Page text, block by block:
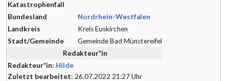
Katastrophenfall
Bundesland
Nordrhein-Westfalen
Landkreis
Kreis Euskirchen
Stadt/Gemeinde
Gemeinde Bad Münstereifel
Redakteur*in
Redakteur*in: Hilde
Zuletzt bearbeitet: 26.07.2022 21:27 Uhr